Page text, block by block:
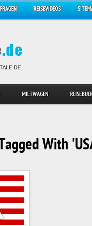
REISEVIDEOS
MIETWAGEN
With